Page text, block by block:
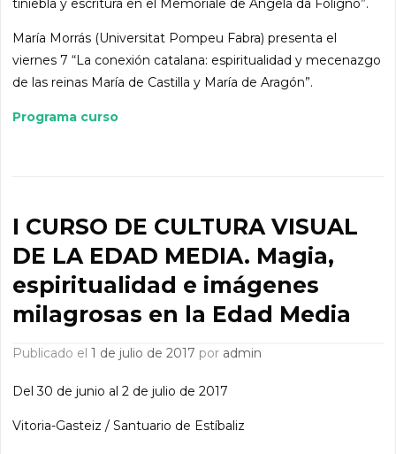
tiniebla y escritura en el Memoriale de Angela da Foligno”.
María Morrás (Universitat Pompeu Fabra) presenta el
viernes 7 “La conexión catalana: espiritualidad y mecenazgo
de las reinas María de Castilla y María de Aragón”.
Programa curso
I CURSO DE CULTURA VISUAL
DE LA EDAD MEDIA. Magia,
espiritualidad e imágenes
milagrosas en la Edad Media
Publicado el1 de julio de 2017 por admin
Del 30 de junio al 2 de julio de 2017
Vitoria-Gasteiz / Santuario de Estíbaliz